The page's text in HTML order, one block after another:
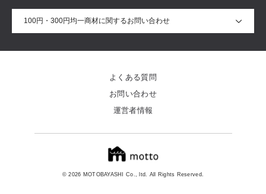
100円・300円均一商材に関するお問い合わせ
© 2026 MOTOBAYASHI Co., ltd. All Rights Reserved.
よくある質問
お問い合わせ
運営者情報